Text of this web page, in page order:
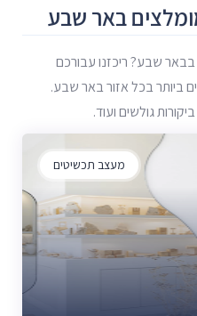
באר שבע
שבע? ריכזנו עבורכם
ביותר בכל אזור באר שבע.
גולשים ועוד.
מעצב תכשיטים